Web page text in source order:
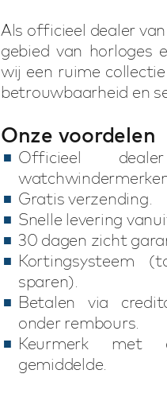
Als officieel dealer
gebied van horloges
wij een ruime
betrouwbaarheid en
Onze voordelen
Officieel
Gratis verzending.
Snelle levering
30 dagen zicht
Kortingsysteem
sparen).
Betalen via
onder rembours.
Keurmerk met
gemiddelde.